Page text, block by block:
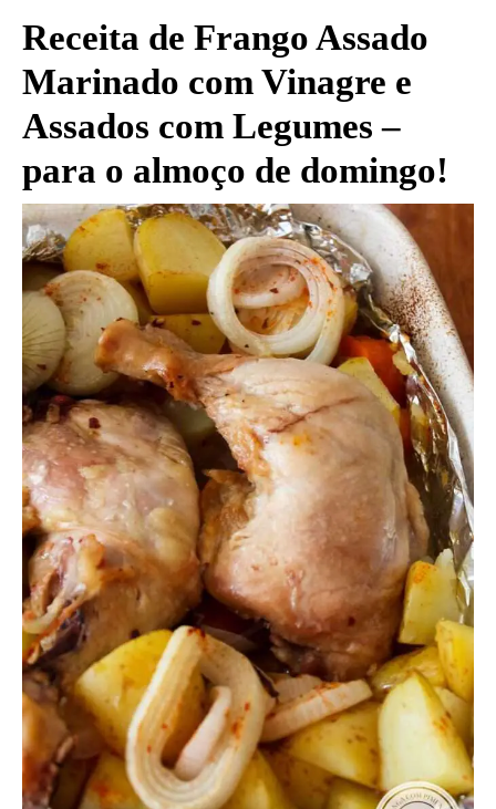
Receita de Frango Assado
Marinado com Vinagre e
Assados com Legumes –
para o almoço de domingo!